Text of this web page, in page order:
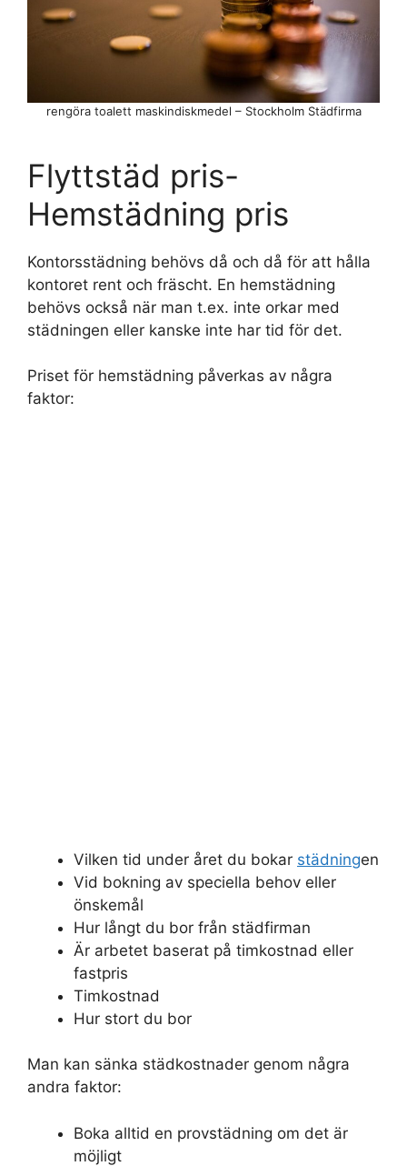
rengöra toalett maskindiskmedel – Stockholm Städfirma
Flyttstäd pris-
Hemstädning pris
Kontorsstädning behövs då och då för att hålla
kontoret rent och fräscht. En hemstädning
behövs också när man t.ex. inte orkar med
städningen eller kanske inte har tid för det.
Priset för hemstädning påverkas av några
faktor:
Vilken tid under året du bokar städningen
Vid bokning av speciella behov eller
önskemål
Hur långt du bor från städfirman
Är arbetet baserat på timkostnad eller
fastpris
Timkostnad
Hur stort du bor
Man kan sänka städkostnader genom några
andra faktor:
Boka alltid en provstädning om det är
möjligt